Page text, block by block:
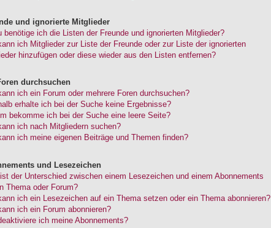
und ignorierte Mitglieder
benötige ich die Listen der Freunde und ignorierten Mitglieder?
ich Mitglieder zur Liste der Freunde oder zur Liste der ignorierten
hinzufügen oder diese wieder aus den Listen entfernen?
durchsuchen
ich ein Forum oder mehrere Foren durchsuchen?
erhalte ich bei der Suche keine Ergebnisse?
bekomme ich bei der Suche eine leere Seite?
ich nach Mitgliedern suchen?
ich meine eigenen Beiträge und Themen finden?
und Lesezeichen
der Unterschied zwischen einem Lesezeichen und einem Abonnements
Thema oder Forum?
ich ein Lesezeichen auf ein Thema setzen oder ein Thema abonnieren?
ich ein Forum abonnieren?
ich meine Abonnements?